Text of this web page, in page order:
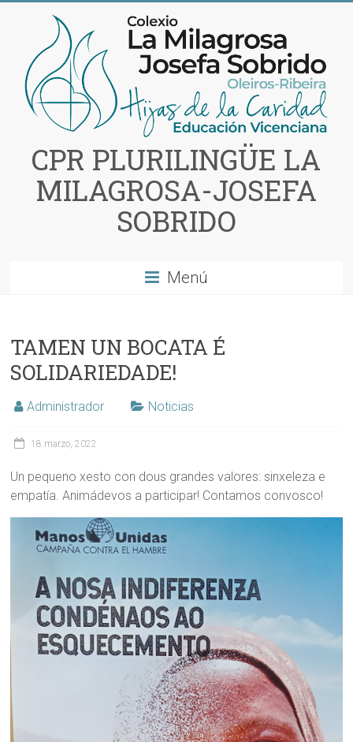
contenido
CPR PLURILINGÜE LA
MILAGROSA-JOSEFA
SOBRIDO
Menú
TAMEN UN BOCATA É
SOLIDARIEDADE!
Administrador Noticias
18 marzo, 2022
Un pequeno xesto con dous grandes valores: sinxeleza e
empatía. Animádevos a participar! Contamos convosco!